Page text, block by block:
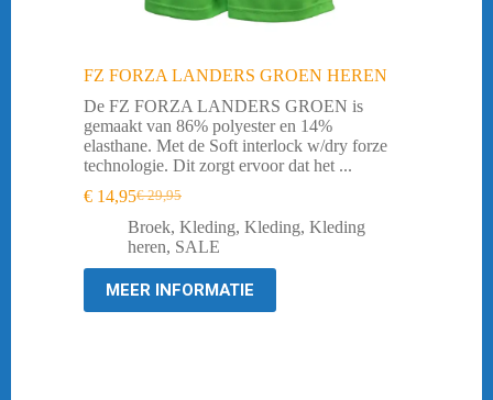
FZ FORZA LANDERS GROEN HEREN
De FZ FORZA LANDERS GROEN is
gemaakt van 86% polyester en 14%
elasthane. Met de Soft interlock w/dry forze
technologie. Dit zorgt ervoor dat het ...
€29,95
Oorspronkelijke
prijs
was:
€ 14,95Huidige
prijs
is:
Broek, Kleding, Kleding, Kleding
heren, SALE
MEER INFORMATIE